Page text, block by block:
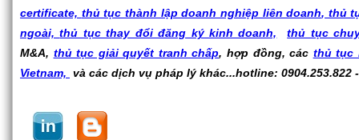
certificate, thủ tục thành lập doanh nghiệp liên doanh, thủ
ngoài,thủ tục thay đổi đăng ký kinh doanh,
thủ tục
M&A, thủ tục giải quyết tranh chấp, hợp đồng, các thủ tục
Vietnam, và các dịch vụ pháp lý khác...hotline: 0904.253.822